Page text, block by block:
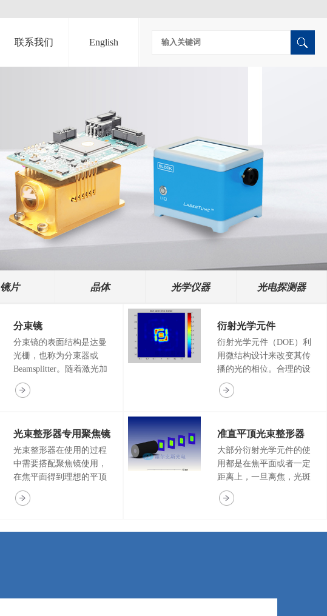
联系我们 English
镜片 晶体 光学仪器 光电探测器
分束镜
分束镜的表面结构是达曼
光栅，也称为分束器或
Beamsplitter。随着激光加
工功率的提高，一维分束
镜和二维分束镜被广泛应
滤嘴，医学或美容应用等
领域。我们的激光分束镜
可实现不同光束能量均匀
性好于1%，光束数量、排
布、角度可任意选择。
衍射光学元件
衍射光学元件（DOE）利
用微结构设计来改变其传
播的光的相位。合理的设
计光学衍射原件表面的微
结构能够使输入特定光的
实现了传统光学系统不可
行的许多功能和对光操
作。许多应用中，这些技
术极大的提高了系统性
能。 衍射光学方案拥有许
多优势，例如：高效率，
光束整形器专用聚焦镜
光束整形器在使用的过程
中需要搭配聚焦镜使用，
在焦平面得到理想的平顶
光斑。普通的聚焦镜由于
存在一定的像差，在使用
果。光束整形器专用聚焦
做消像差平顶光聚焦镜 ，
准直平顶光束整形器
大部分衍射光学元件的使
用都是在焦平面或者一定
距离上，一旦离焦，光斑
的效果就会下降。对应于
光束整形器和匀化片就是
分布不均匀。为了解决这
传输平顶光。准直平顶光